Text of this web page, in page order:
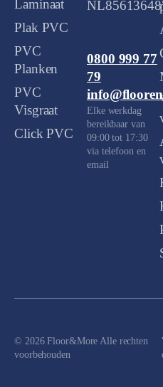
Laminaat
Plak PVC
PVC
Planken
PVC
Visgraat
Click PVC
0800 999 77
79
Elke werkdag
bereikbaar van
09:00 tot 17:30
via telefoon en
email
© 2026 Floor&More Alle rechten
voorbehouden